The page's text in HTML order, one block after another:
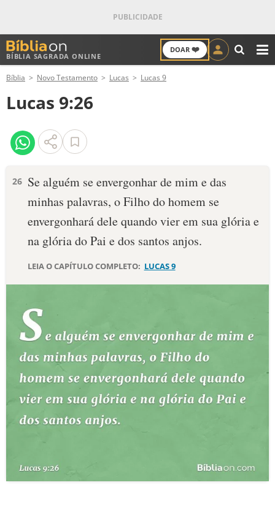
BÍBLIA SAGRADA ONLINE
DOAR ❤️
ANTIGO TESTAMENTO
NOVO TESTAMENTO
VERSÍCULOS
PALAVRA DO DIA
SALMO DO DIA
DEVOCIONAL DIÁRIO
ESTUDOS BÍBLICOS
ESBOÇOS DE PREGAÇÃO
TEMAS
PERGUNTE À BÍBLIA IA
QUEM SOMOS
Bíblia Novo Testamento Lucas Lucas 9
Lucas 9:26
26 Se alguém se envergonhar de mim e das
minhas palavras, o Filho do homem se
envergonhará dele quando vier em sua glória e
na glória do Pai e dos santos anjos.
LEIA O CAPÍTULO COMPLETO: LUCAS 9